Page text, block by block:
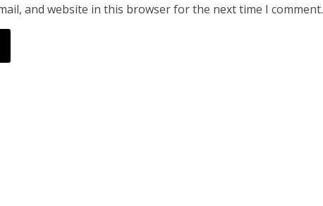
and website in this browser for the next time I comment.